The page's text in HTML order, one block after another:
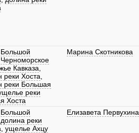
Большой
Черноморское
Кавказа
реки Хоста
реки Большая
реки
Хоста
Марина Скотникова
Большой
долина реки
ущелье Ахцу
Елизавета Первухина